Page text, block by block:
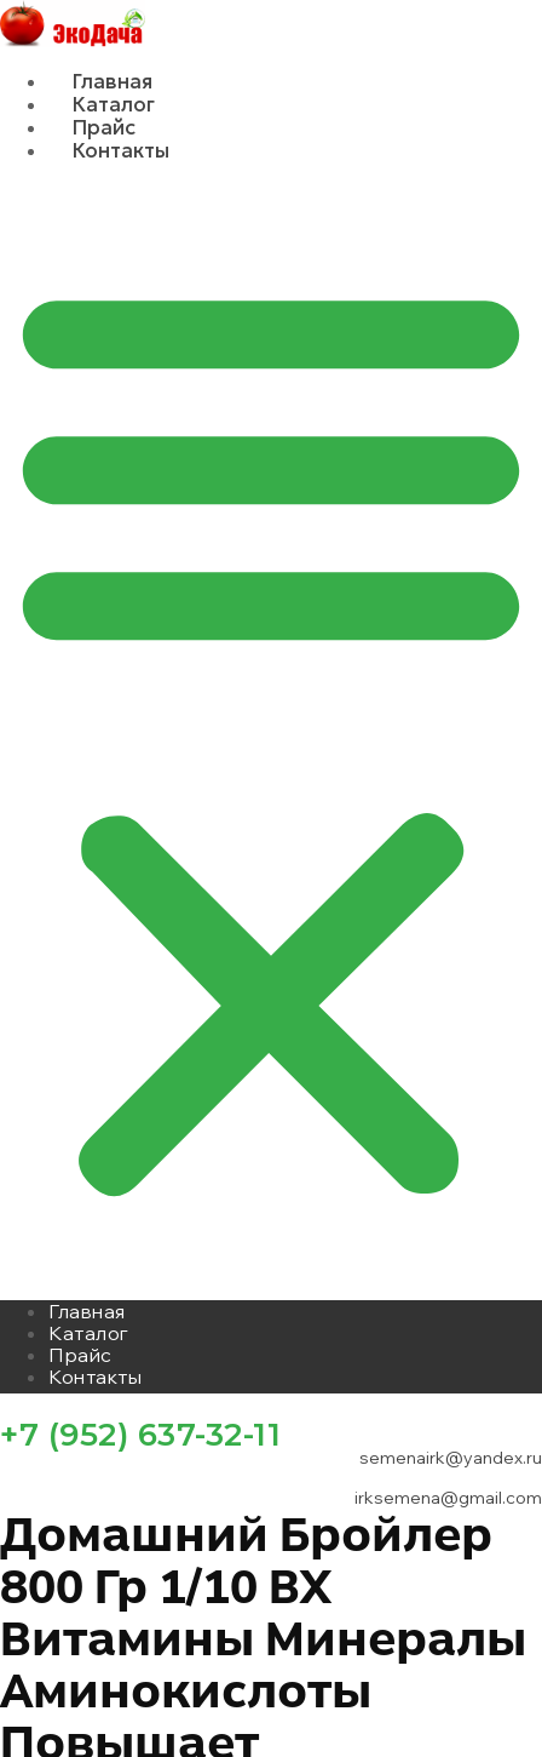
Главная
Каталог
Прайс
Контакты
Главная
Каталог
Прайс
Контакты
+7 (952) 637-32-11
semenairk@yandex.ru
irksemena@gmail.com
Домашний Бройлер
800 Гр 1/10 ВХ
Витамины Минералы
Аминокислоты
Повышает